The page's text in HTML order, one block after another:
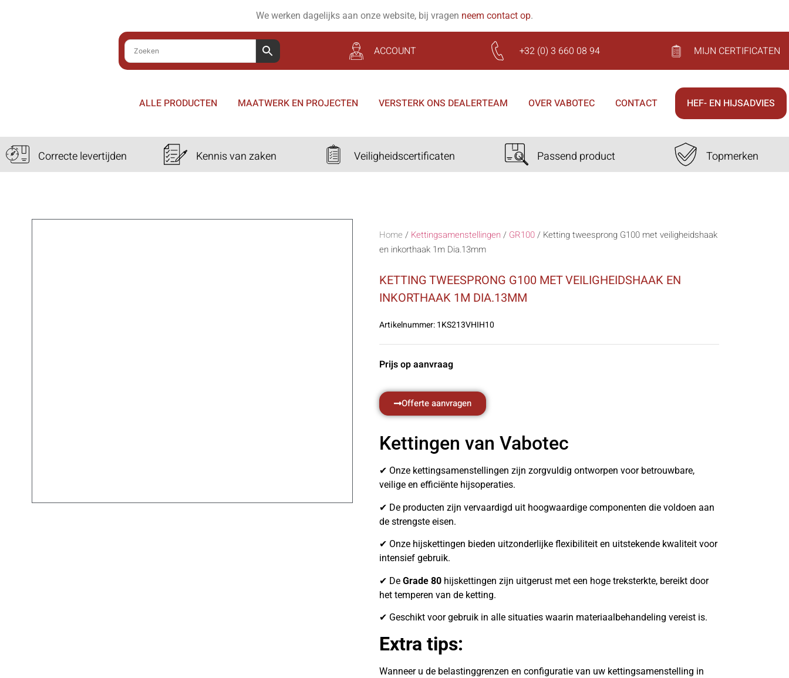
We werken dagelijks aan onze website, bij vragen neem contact op.
ACCOUNT +32 (0) 3 660 08 94 MIJN CERTIFICATEN
ALLE PRODUCTEN MAATWERK EN PROJECTEN VERSTERK ONS DEALERTEAM OVER VABOTEC CONTACT HEF- EN HIJSADVIES
Correcte levertijden Kennis van zaken Veiligheidscertificaten Passend product Topmerken
Home / Kettingsamenstellingen / GR100/ Ketting tweesprong G100 met veiligheidshaak
en inkorthaak 1m Dia.13mm
KETTING TWEESPRONG G100 MET VEILIGHEIDSHAAK EN
INKORTHAAK 1M DIA.13MM
Artikelnummer:1KS213VHIH10
Prijs op aanvraag
Offerte aanvragen
Kettingen van Vabotec
✔ Onze kettingsamenstellingen zijn zorgvuldig ontworpen voor betrouwbare,
veilige en efficiënte hijsoperaties.
✔ De producten zijn vervaardigd uit hoogwaardige componenten die voldoen aan
de strengste eisen.
✔ Onze hijskettingen bieden uitzonderlijke flexibiliteit en uitstekende kwaliteit voor
intensief gebruik.
✔ De Grade 80 hijskettingen zijn uitgerust met een hoge treksterkte, bereikt door
het temperen van de ketting.
✔ Geschikt voor gebruik in alle situaties waarin materiaalbehandeling vereist is.
Extra tips:
Wanneer u de belastinggrenzen en configuratie van uw kettingsamenstelling in